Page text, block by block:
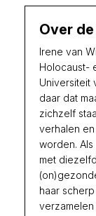
Over
Irene van
Holocaust-
Universiteit
daar dat
zichzelf
verhalen
worden.
met
haar